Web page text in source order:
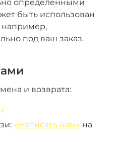
определёнными
быть использован
под ваш заказ.
и возврата:
«Написать нам» на